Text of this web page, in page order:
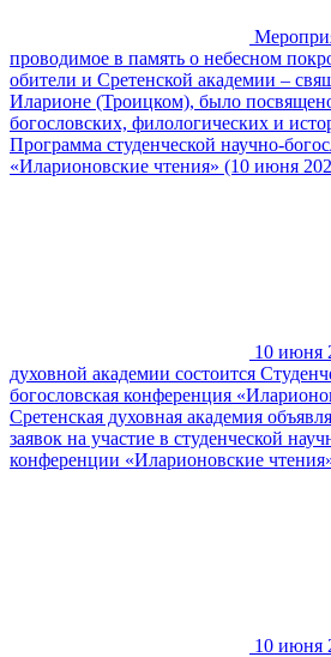
проводимое в память о небесном
обители и Сретенской академии –
Иларионе (Троицком), было
богословских, филологических и
Программа студенческой научно-
«Иларионовские чтения» (10 июня
10 июня
духовной академии состоится
богословская конференция
Сретенская духовная академия
заявок на участие в студенческой
конференции «Иларионовские
10 июня